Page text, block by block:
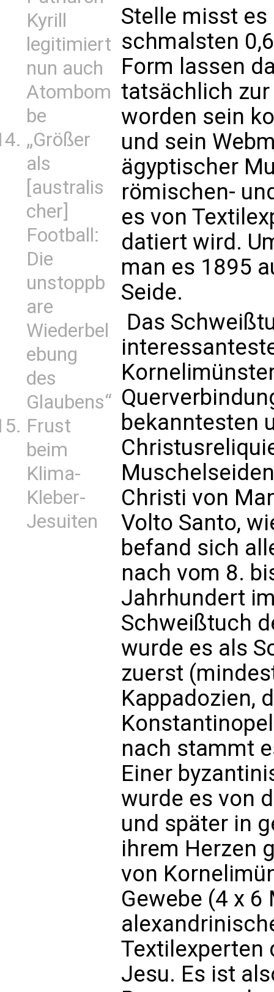
Kyrill
legitimiert
nun auch
Atombom
be
„Größer
als
[australis
cher]
Football:
Die
unstoppb
are
Wiederbel
ebung
des
Glaubens“
Frust
beim
Klima-
Kleber-
Jesuiten
Stelle misst es
schmalsten
Form lassen
tatsächlich
worden sein
und sein
ägyptischer
römischen-
es von
datiert wird.
man es 1895
Seide.
 Das
bekanntesten
Christi von
Volto Santo,
befand sich
nach vom 8.
Jahrhundert
Schweißtuch
wurde es als
zuerst
Kappadozien,
nach stammt
Einer
wurde es von
und später in
ihrem Herzen
von
Gewebe (4 x
Textilexperten
Jesu. Es ist